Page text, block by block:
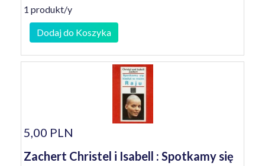
1 produkt/y
Dodaj do Koszyka
5,00 PLN
Zachert Christel i Isabell : Spotkamy się